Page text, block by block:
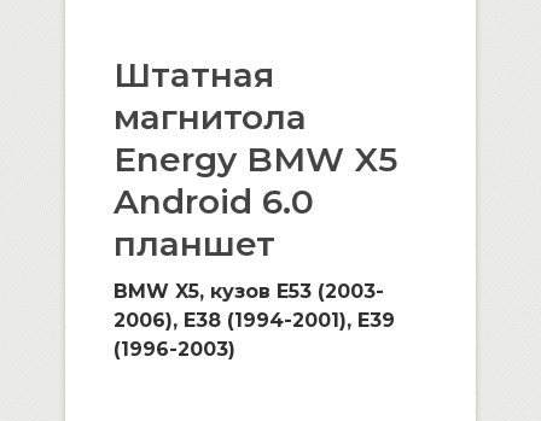
Штатная
магнитола
Energy BMW X5
Android 6.0
планшет
BMW X5, кузов E53 (2003-
2006), E38 (1994-2001), E39
(1996-2003)